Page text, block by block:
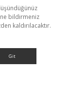
bildirmeniz
kaldırılacaktır.